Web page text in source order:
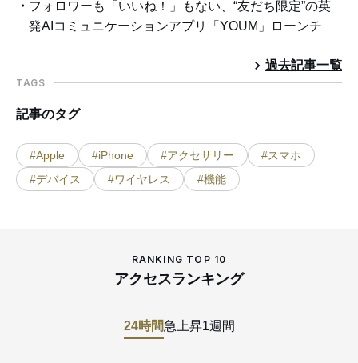
フォロワーも「いいね！」もない、“友だち限定”の英
発AIコミュニケーションアプリ「YOUM」ローンチ
過去記事一覧
TAGS
記事のタグ
#Apple #iPhone #アクセサリー
#スマホ
#デバイス
#ワイヤレス #機能
RANKING TOP 10
アクセスランキング
24時間急上昇1週間